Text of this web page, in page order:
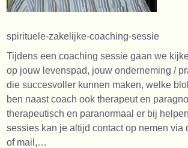
spirituele-zakelijke-coaching-sessie
Tijdens een coaching sessie gaan we
op jouw levenspad, jouw onderneming /
die succesvoller kunnen maken, welke
ben naast coach ook therapeut en
therapeutisch en paranormaal er bij
sessies kan je altijd contact op nemen via
of mail,…